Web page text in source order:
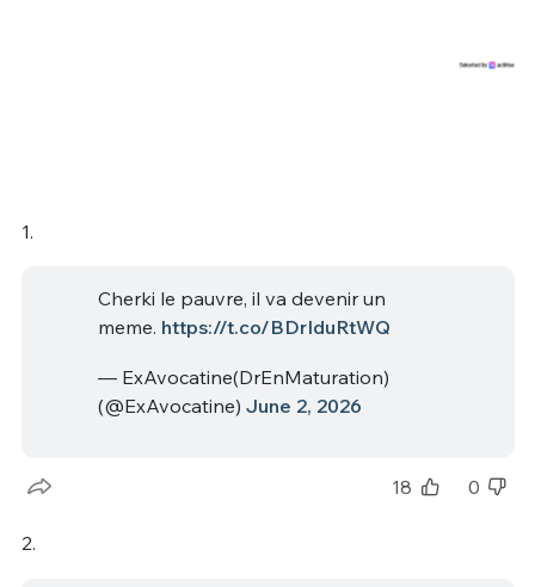
1.
Cherki le pauvre, il va devenir un
meme. https://t.co/BDrIduRtWQ
— ExAvocatine(DrEnMaturation)
(@ExAvocatine) June 2, 2026
18 0
2.